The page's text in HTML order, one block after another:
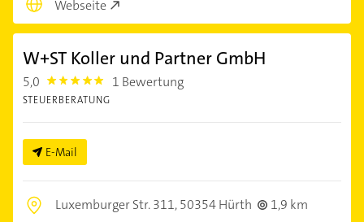
Webseite
W+ST Koller und Partner GmbH
5,0 5.0 1 Bewertung
STEUERBERATUNG
E-Mail
Luxemburger Str. 311,50354 Hürth
1,9 km